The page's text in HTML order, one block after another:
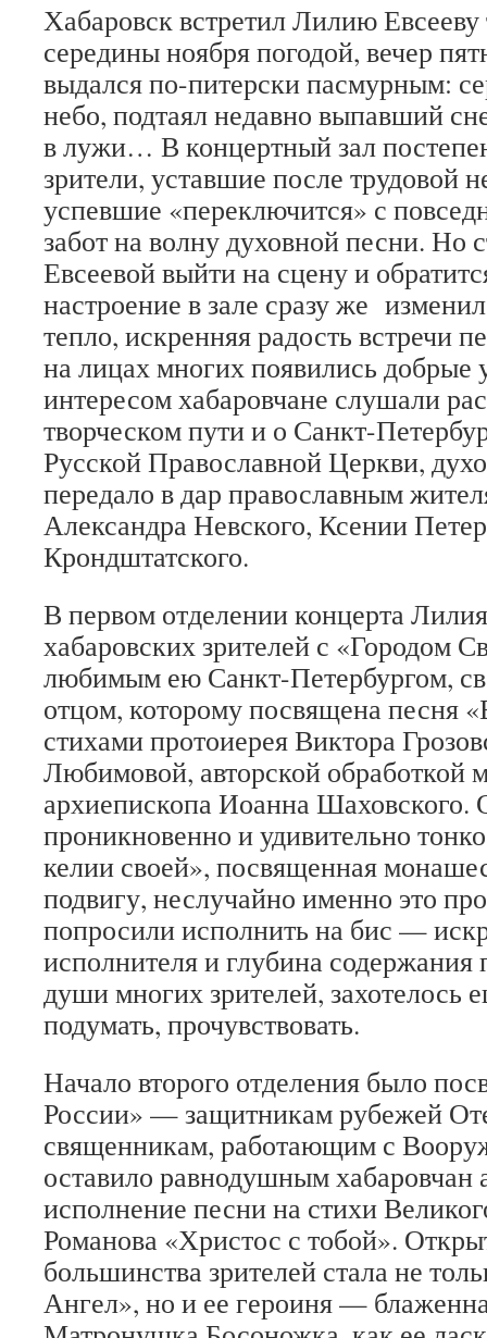
Хабаровск встретил Лилию Евсееву
середины ноября погодой, вечер
выдался по-питерски пасмурным:
небо, подтаял недавно выпавший
в лужи… В концертный зал
зрители, уставшие после трудовой
успевшие «переключится» с
забот на волну духовной песни. Но
Евсеевой выйти на сцену и
настроение в зале сразу же
тепло, искренняя радость встречи
на лицах многих появились
интересом хабаровчане слушали
творческом пути и о Санкт-
Русской Православной Церкви,
передало в дар православным
Александра Невского, Ксении
Крондштатского.
В первом отделении концерта
хабаровских зрителей с «Городом
любимым ею Санкт-Петербургом,
отцом, которому посвящена песня
стихами протоиерея Виктора
Любимовой, авторской обработкой
архиепископа Иоанна Шаховского.
проникновенно и удивительно
келии своей», посвященная
подвигу, неслучайно именно это
попросили исполнить на бис —
исполнителя и глубина содержания
души многих зрителей, захотелось
подумать, прочувствовать.
Начало второго отделения было
России» — защитникам рубежей
священникам, работающим с
оставило равнодушным хабаровчан
исполнение песни на стихи
Романова «Христос с тобой».
большинства зрителей стала не
Ангел», но и ее героиня —